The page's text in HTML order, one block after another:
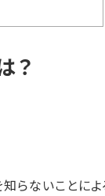
？
らないことに